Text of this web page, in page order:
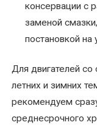
Перемотка
обмотки
Перемотка
однофазного
консервации с
заменой
постановкой на
Для двигателей со
летних и зимних
рекомендуем
среднесрочного